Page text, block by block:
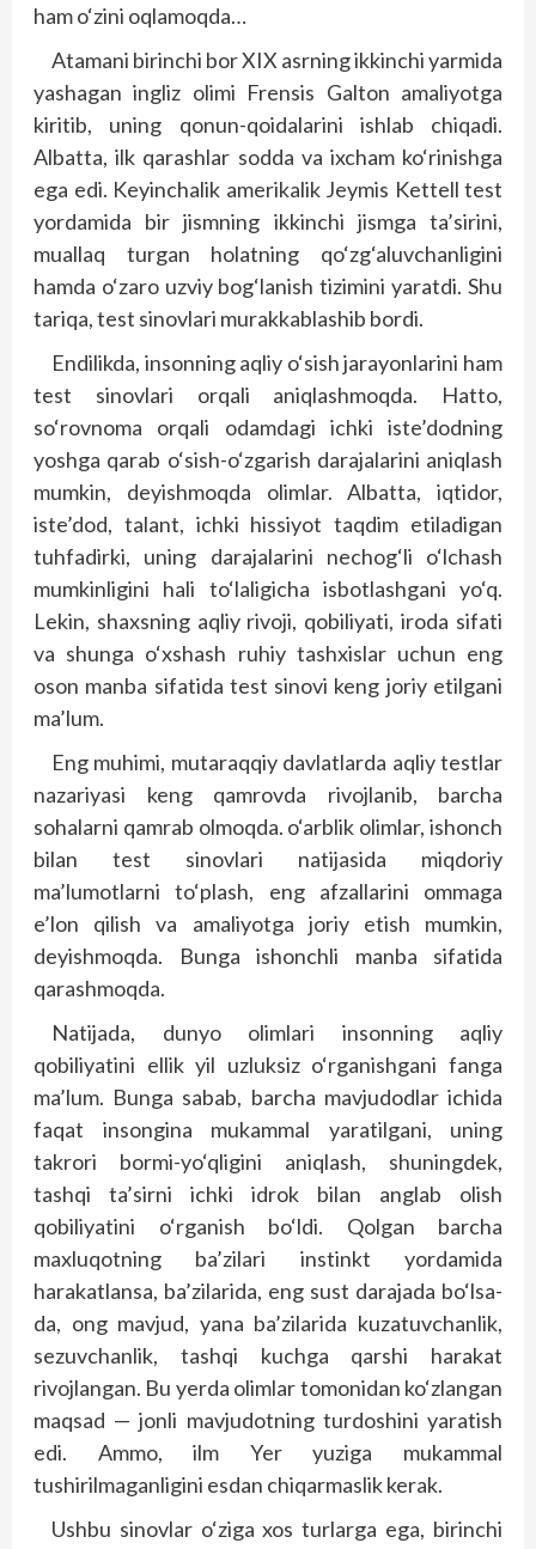
ham o‘zini oqlamoqda…
Atamani birinchi bor XIX asrning ikkinchi yarmida
yashagan ingliz olimi Frensis Galton amaliyotga
kiritib, uning qonun-qoidalarini ishlab chiqadi.
Albatta, ilk qarashlar sodda va ixcham ko‘rinishga
ega edi. Keyinchalik amerikalik Jeymis Kettell test
yordamida bir jismning ikkinchi jismga ta’sirini,
muallaq turgan holatning qo‘zg‘aluvchanligini
hamda o‘zaro uzviy bog‘lanish tizimini yaratdi. Shu
tariqa, test sinovlari murakkablashib bordi.
Endilikda, insonning aqliy o‘sish jarayonlarini ham
test sinovlari orqali aniqlashmoqda. Hatto,
so‘rovnoma orqali odamdagi ichki iste’dodning
yoshga qarab o‘sish-o‘zgarish darajalarini aniqlash
mumkin, deyishmoqda olimlar. Albatta, iqtidor,
iste’dod, talant, ichki hissiyot taqdim etiladigan
tuhfadirki, uning darajalarini nechog‘li o‘lchash
mumkinligini hali to‘laligicha isbotlashgani yo‘q.
Lekin, shaxsning aqliy rivoji, qobiliyati, iroda sifati
va shunga o‘xshash ruhiy tashxislar uchun eng
oson manba sifatida test sinovi keng joriy etilgani
ma’lum.
Eng muhimi, mutaraqqiy davlatlarda aqliy testlar
nazariyasi keng qamrovda rivojlanib, barcha
sohalarni qamrab olmoqda. o‘arblik olimlar, ishonch
bilan test sinovlari natijasida miqdoriy
ma’lumotlarni to‘plash, eng afzallarini ommaga
e’lon qilish va amaliyotga joriy etish mumkin,
deyishmoqda. Bunga ishonchli manba sifatida
qarashmoqda.
Natijada, dunyo olimlari insonning aqliy
qobiliyatini ellik yil uzluksiz o‘rganishgani fanga
ma’lum. Bunga sabab, barcha mavjudodlar ichida
faqat insongina mukammal yaratilgani, uning
takrori bormi-yo‘qligini aniqlash, shuningdek,
tashqi ta’sirni ichki idrok bilan anglab olish
qobiliyatini o‘rganish bo‘ldi. Qolgan barcha
maxluqotning ba’zilari instinkt yordamida
harakatlansa, ba’zilarida, eng sust darajada bo‘lsa-
da, ong mavjud, yana ba’zilarida kuzatuvchanlik,
sezuvchanlik, tashqi kuchga qarshi harakat
rivojlangan. Bu yerda olimlar tomonidan ko‘zlangan
maqsad — jonli mavjudotning turdoshini yaratish
edi. Ammo, ilm Yer yuziga mukammal
tushirilmaganligini esdan chiqarmaslik kerak.
Ushbu sinovlar o‘ziga xos turlarga ega, birinchi